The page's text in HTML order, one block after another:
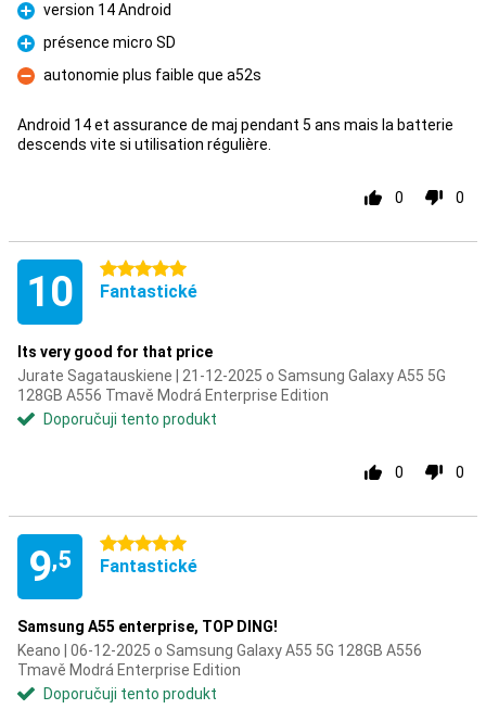
Pro
version 14 Android
Pro
présence micro SD
Proti
autonomie plus faible que a52s
Android 14 et assurance de maj pendant 5 ans mais la batterie
descends vite si utilisation régulière.
0 0
10 5 hvězdičky
Fantastické
Its very good for that price
Jurate Sagatauskiene | 21-12-2025 o Samsung Galaxy A55 5G
128GB A556 Tmavě Modrá Enterprise Edition
Doporučuji tento produkt
0 0
9,5
5 hvězdičky
Fantastické
Samsung A55 enterprise, TOP DING!
Keano | 06-12-2025 o Samsung Galaxy A55 5G 128GB A556
Tmavě Modrá Enterprise Edition
Doporučuji tento produkt